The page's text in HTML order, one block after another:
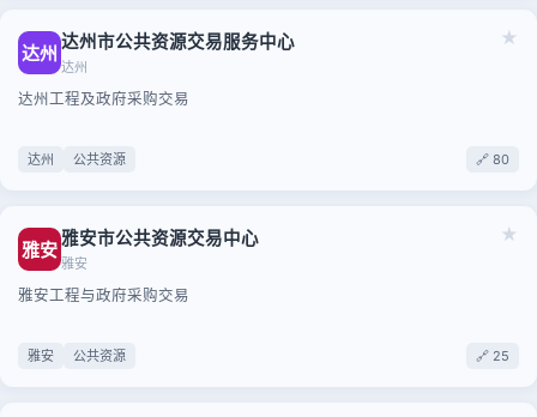
★
达州 达州市公共资源交易服务中心
达州
达州工程及政府采购交易
达州 公共资源 🔗 80
★
雅安雅安市公共资源交易中心
雅安
雅安工程与政府采购交易
雅安 公共资源 🔗 25